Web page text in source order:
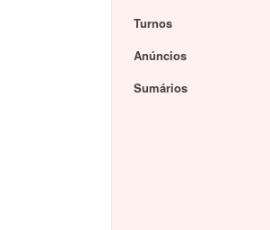
Turnos
Anúncios
Sumários